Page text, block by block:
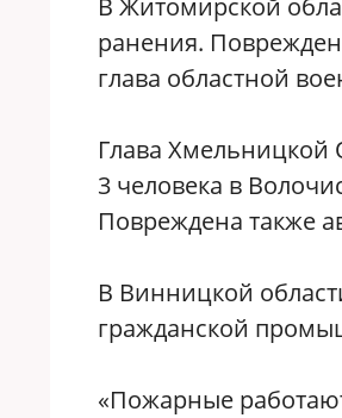
В Житомирской
ранения.
глава областной
Глава Хмельницкой
3 человека в
Повреждена также
В Винницкой
гражданской
«Пожарные